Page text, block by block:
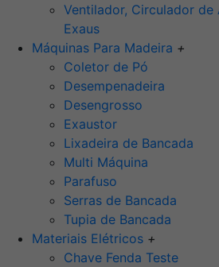
Ventilador, Circulador de
Exaus
Máquinas Para Madeira +
Coletor de Pó
Desempenadeira
Desengrosso
Exaustor
Lixadeira de Bancada
Multi Máquina
Parafuso
Serras de Bancada
Tupia de Bancada
Materiais Elétricos +
Chave Fenda Teste